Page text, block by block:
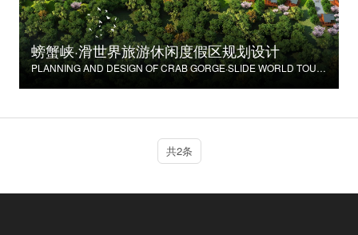
螃蟹峡·滑世界旅游休闲度假区规划设计
PLANNING AND DESIGN OF CRAB GORGE·SLIDE WORLD TOURISM AND LEISURE RESORT
共2条